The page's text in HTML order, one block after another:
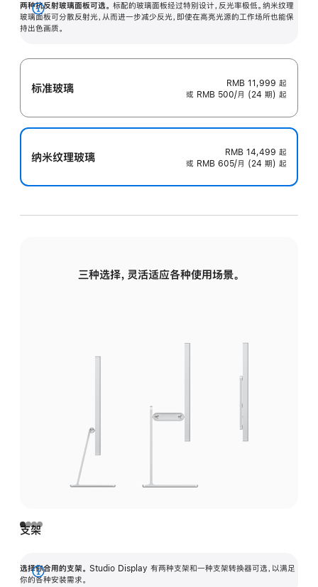
两种抗反射玻璃面板可选。 标配的玻璃面板经过特别设计，反光率极低。纳米纹理
玻璃面板可分散反射光，从而进一步减少反光，即使在高亮光源的工作场所也能保
持出色画质。
展
开
标准玻璃 RMB 11,999 起
或 RMB 500/月 (24 期) 起
纳米纹理玻璃 RMB 14,499 起
或 RMB 605/月 (24 期) 起
三种选择，灵活适应各种使用场景。
支架
选择你合用的支架。 Studio Display 有两种支架和一种支架转换器可选，以满足
你的各种安装需求。
展